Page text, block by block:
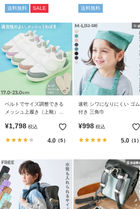
か
探
す
子
コ
ム
イ
ド・
ヘ
ル
プ
送料無料 SALE 送料無料
ベルトでサイズ調整できる
メッシュ上履き（上靴）イ
¥1,798 税込
4.0（5）
速乾 シワになりにくい ゴム
付き 三角巾
¥998 税込
5.0（1）